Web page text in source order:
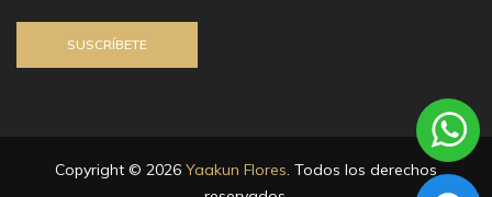
Copyright © 2026 Yaakun Flores. Todos los derechos